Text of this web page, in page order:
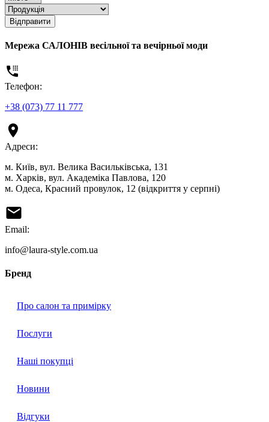
Відправити
Мережа САЛОНІВ весільної та вечірньої моди
Телефон:
+38 (073) 77 11 777
Адреси:
м. Київ, вул. Велика Васильківська, 131
м. Харків, вул. Академіка Павлова, 120
м. Одеса, Красний провулок, 12 (відкриття у серпні)
Email:
info@laura-style.com.ua
Бренд
Про салон та примірку
Послуги
Наші покупці
Новини
Відгуки